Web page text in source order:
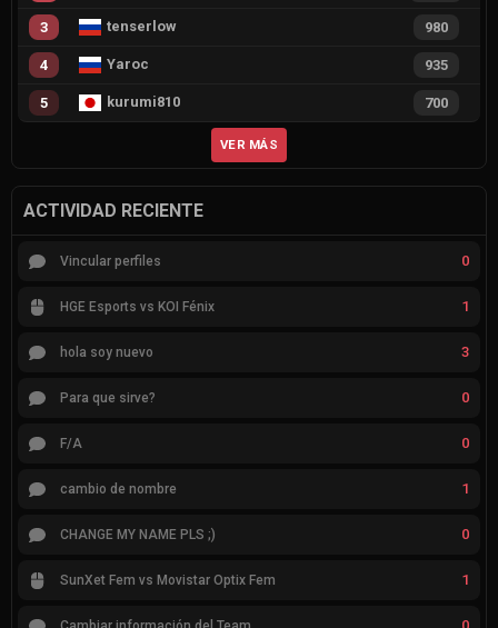
3 tenserlow 980
4 Yaroc 935
5 kurumi810 700
VER MÁS
ACTIVIDAD RECIENTE
Vincular perfiles 0
HGE Esports vs KOI Fénix 1
hola soy nuevo 3
Para que sirve? 0
F/A 0
cambio de nombre 1
CHANGE MY NAME PLS ;) 0
SunXet Fem vs Movistar Optix Fem 1